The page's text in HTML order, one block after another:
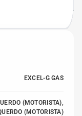
EXCEL-G GAS
(MOTORISTA),
(MOTORISTA)